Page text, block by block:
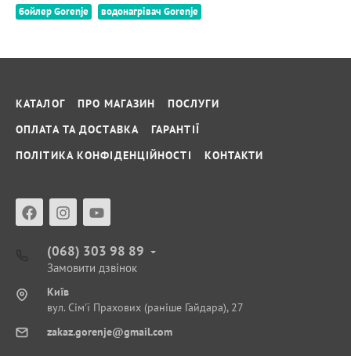
бойлер Gorenje водонагрівач Gorenje
КАТАЛОГ ПРО МАГАЗИН
ПОСЛУГИ
ОПЛАТА ТА ДОСТАВКА
ГАРАНТІЇ
ПОЛІТИКА КОНФІДЕНЦІЙНОСТІ
КОНТАКТИ
(068) 303 98 89
Замовити дзвінок
Київ
вул. Сім'ї Прахових (раніше Гайдара), 27
zakaz.gorenje@gmail.com